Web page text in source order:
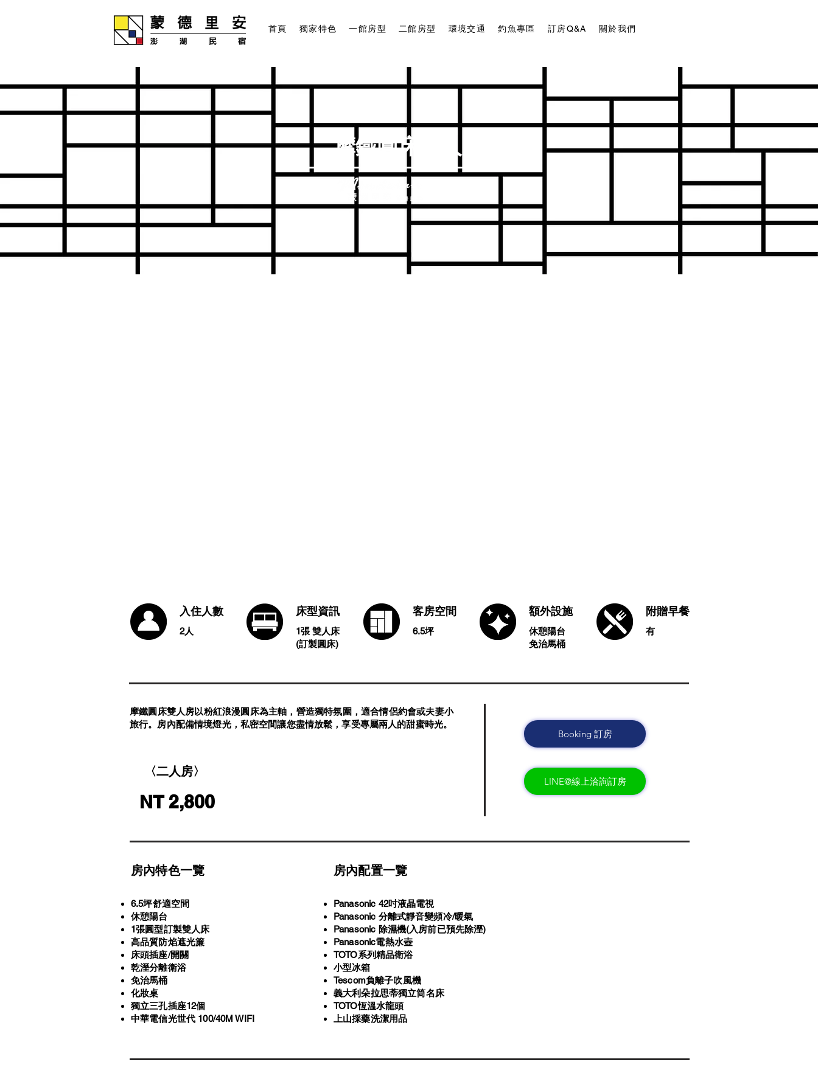
首頁 獨家特色 一館房型 二館房型 環境交通 釣魚專區 訂房Q&A 關於我們
摩鐵圓床雙人房
入住人數
2人
床型資訊
1張 雙人床
​(訂製圓床)
客房空間
6.5坪
​額外設施
休憩陽台
​免治馬桶
附贈早餐
有
摩鐵圓床雙人房以粉紅浪漫圓床為主軸，營造獨特氛圍，適合情侶約會或夫妻小
旅行。房內配備情境燈光，私密空間讓您盡情放鬆，享受專屬兩人的甜蜜時光。
〈二人房〉
NT 2,800
Booking 訂房
LINE@線上洽詢訂房
房內特色一覽 房內配置一覽
6.5坪舒適空間
​休憩陽台
1張圓型訂製雙人床
高品質防焰遮光簾
床頭插座/開關
乾溼分離衛浴
​免治馬桶
化妝桌
獨立三孔插座12個
中華電信光世代 100/40M WIFI
Panasonic 42吋液晶電視
Panasonic 分離式靜音變頻冷/暖氣
Panasonic 除濕機(入房前已預先除溼)
Panasonic電熱水壺
TOTO系列精品衛浴
小型冰箱
Tescom負離子吹風機
義大利朵拉思蒂獨立筒名床
​TOTO恆溫水龍頭
上山採藥洗潔用品